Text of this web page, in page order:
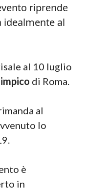
riprende
idealmente al
al 10 luglio
di Roma.
al
lo
è
in